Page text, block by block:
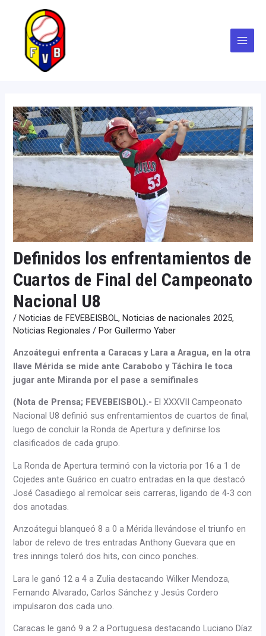
contenido
Menu
Definidos los enfrentamientos de
Cuartos de Final del Campeonato
Nacional U8
/Noticias de FEVEBEISBOL,Noticias de nacionales 2025,
Noticias Regionales / PorGuillermo Yaber
Anzoátegui enfrenta a Caracas y Lara a Aragua, en la otra
llave Mérida se mide ante Carabobo y Táchira le toca
jugar ante Miranda por el pase a semifinales
(Nota de Prensa; FEVEBEISBOL).-El XXXVII Campeonato
Nacional U8 definió sus enfrentamientos de cuartos de final,
luego de concluir la Ronda de Apertura y definirse los
clasificados de cada grupo.
La Ronda de Apertura terminó con la victoria por 16 a 1 de
Cojedes ante Guárico en cuatro entradas en la que destacó
José Casadiego al remolcar seis carreras, ligando de 4-3 con
dos anotadas.
Anzoátegui blanqueó 8 a 0 a Mérida llevándose el triunfo en
labor de relevo de tres entradas Anthony Guevara que en
tres innings toleró dos hits, con cinco ponches.
Lara le ganó 12 a 4 a Zulia destacando Wilker Mendoza,
Fernando Alvarado, Carlos Sánchez y Jesús Cordero
impulsaron dos cada uno.
Caracas le ganó 9 a 2 a Portuguesa destacando Luciano Díaz
de
entradas